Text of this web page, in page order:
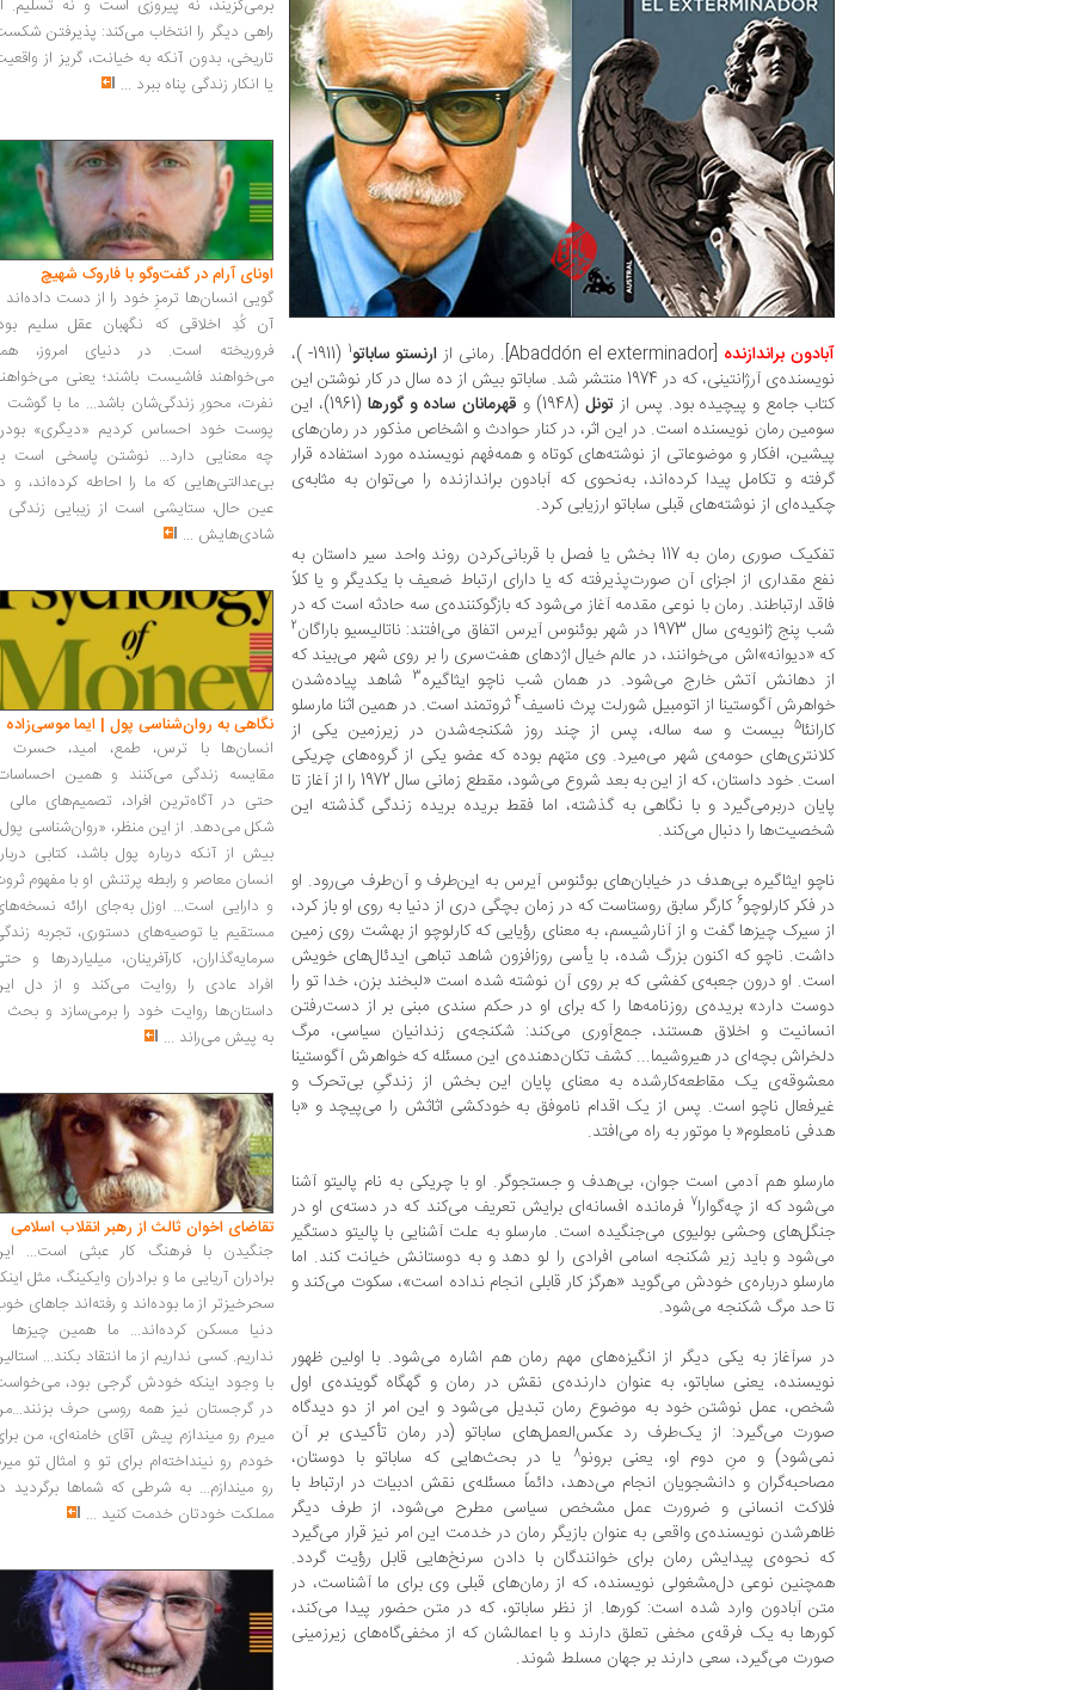
آبادون براندازنده [Abaddón el exterminador]. رمانی از ارنستو ساباتو1
(1911- )،
نویسنده‌ی آرژانتینی، که در 1974 منتشر شد. ساباتو بیش از ده سال در کار نوشتن این
کتاب جامع و پیچیده بود. پس از تونل (1948) و قهرمانان ساده و گورها
(1961)، این
سومین رمان نویسنده است. در این اثر، در کنار حوادث و اشخاص مذکور در رمان‌های
پیشین، افکار و موضوعاتی از نوشته‌های کوتاه و همه‌فهم نویسنده مورد استفاده قرار
گرفته و تکامل پیدا کرده‌اند، به‌نحوی که آبادون براندازنده را می‌توان به مثابه‌ی
چکیده‌ای از نوشته‌های قبلی ساباتو ارزیابی کرد.
تفکیک صوری رمان به 117 بخش یا فصل با قربانی‌کردن روند واحد سیر داستان به
نفع مقداری از اجزای آن صورت‌پذیرفته که یا دارای ارتباط ضعیف با یکدیگر و یا کلاً
فاقد ارتباطند. رمان با نوعی مقدمه آغاز می‌شود که بازگوکننده‌ی سه حادثه است که در
شب پنج ژانویه‌ی سال 1973 در شهر بوئنوس آیرس اتفاق می‌افتند: ناتالیسیو باراگان
2
که «دیوانه»اش می‌خوانند، در عالم خیال اژدهای هفت‌سری را بر روی شهر می‌بیند که
از دهانش آتش خارج می‌شود. در همان شب ناچو ایثاگیره3 شاهد پیاده‌شدن
خواهرش آگوستینا از اتومبیل شورلت پرث ناسیف4ثروتمند است. در همین اثنا مارسلو
کارانئا5 بیست و سه ساله، پس از چند روز شکنجه‌شدن در زیرزمین یکی از
کلانتری‌های حومه‌ی شهر می‌میرد. وی متهم بوده که عضو یکی از گروه‌های چریکی
است. خود داستان، که از این به بعد شروع می‌شود، مقطع زمانی سال 1972 را از آغاز تا
پایان دربرمی‌گیرد و با نگاهی به گذشته، اما فقط بریده بریده زندگی گذشته این
شخصیت‌ها را دنبال می‌کند.
ناچو ایثاگیره بی‌هدف در خیابان‌های بوئنوس آیرس به این‌طرف و آن‌طرف می‌رود. او
در فکر کارلوچو6 کارگر سابق روستاست که در زمان بچگی دری از دنیا به روی او باز کرد،
از سیرک چیزها گفت و از آنارشیسم، به معنای رؤیایی که کارلوچو از بهشت روی زمین
داشت. ناچو که اکنون بزرگ شده، با یأسی روزافزون شاهد تباهی ایدئال‌های خویش
است. او درون جعبه‌ی کفشی که بر روی آن نوشته شده است «لبخند بزن، خدا تو را
دوست دارد» بریده‌ی روزنامه‌ها را که برای او در حکم سندی مبنی بر از دست‌رفتن
انسانیت و اخلاق هستند، جمع‌آوری می‌کند: شکنجه‌ی زندانیان سیاسی، مرگ
دلخراش بچه‌ای در هیروشیما... کشف تکان‌دهنده‌ی این مسئله که خواهرش آگوستینا
معشوقه‌ی یک مقاطعه‌کارشده به معنای پایان این بخش از زندگیِ بی‌تحرک و
غیرفعال ناچو است. پس از یک اقدام ناموفق به خودکشی اثاثش را می‌پیچد و «با
هدفی نامعلوم« با موتور به راه می‌افتد.
مارسلو هم آدمی است جوان، بی‌هدف و جستجوگر. او با چریکی به نام پالیتو آشنا
می‌شود که از چه‌گوارا7 فرمانده افسانه‌ای برایش تعریف می‌کند که در دسته‌ی او در
جنگل‌های وحشی بولیوی می‌جنگیده است. مارسلو به علت آشنایی با پالیتو دستگیر
می‌شود و باید زیر شکنجه اسامی افرادی را لو دهد و به دوستانش خیانت کند. اما
مارسلو درباره‌ی خودش می‌گوید «هرگز کار قابلی انجام نداده است»، سکوت می‌کند و
تا حد مرگ شکنجه می‌شود.
در سرآغاز به یکی دیگر از انگیزه‌های مهم رمان هم اشاره می‌شود. با اولین ظهور
نویسنده، یعنی ساباتو، به عنوان دارنده‌ی نقش در رمان و گهگاه گوینده‌ی اول
شخص، عمل نوشتن خود به موضوع رمان تبدیل می‌شود و این امر از دو دیدگاه
صورت می‌گیرد: از یک‌طرف رد عکس‌العمل‌های ساباتو (در رمان تأکیدی بر آن
نمی‌شود) و منِ دوم او، یعنی برونو8
یا در بحث‌هایی که ساباتو با دوستان،‌
مصاحبه‌گران و دانشجویان انجام می‌دهد، دائماً مسئله‌ی نقش ادبیات در ارتباط با
فلاکت انسانی و ضرورت عمل مشخص سیاسی مطرح می‌شود، از طرف دیگر
ظاهرشدن نویسنده‌ی واقعی به عنوان بازیگر رمان در خدمت این امر نیز قرار می‌گیرد
که نحوه‌ی پیدایش رمان برای خوانندگان با دادن سرنخ‌هایی قابل رؤیت گردد.
همچنین نوعی دل‌مشغولی نویسنده، که از رمان‌های قبلی وی برای ما آشناست، در
متن آبادون وارد شده است: کورها. از نظر ساباتو، که در متن حضور پیدا می‌کند،
کورها به یک فرقه‌ی مخفی تعلق دارند و با اعمالشان که از مخفی‌گاه‌های زیرزمینی
صورت می‌گیرد، سعی دارند بر جهان مسلط شوند.
برمی‌گزیند، نه پیروزی است و نه تسلیم.
راهی دیگر را انتخاب می‌کند: پذیرفتن
تاریخی، بدون آنکه به خیانت، گریز از
یا انکار زندگی پناه ببرد ...
اونای آرام در گفت‌وگو با فاروک شهیچ‭
گویی انسان‌ها ترمزِ خود را از دست داده‌اند
آن کُدِ اخلاقی که نگهبان عقل سلیم
فروریخته است. در دنیای امروز،
می‌خواهند فاشیست باشند؛ یعنی
نفرت، محورِ زندگی‌شان باشد... ما با گوشت
پوست خود احساس کردیم «دیگری»
چه معنایی دارد... نوشتن پاسخی است
بی‌عدالتی‌هایی که ما را احاطه کرده‌اند، و
عین حال، ستایشی است از زیبایی زندگی
شادی‌هایش ...
نگاهی به روان‌شناسی پول | ایما موسی‌زاده
انسان‌ها با ترس، طمع، امید، حسرت
مقایسه زندگی می‌کنند و همین
حتی در آگاه‌ترین افراد، تصمیم‌های مالی
شکل می‌دهد. از این منظر، «روان‌شناسی
بیش از آنکه درباره پول باشد، کتابی
انسان معاصر و رابطه پرتنش او با مفهوم
و دارایی است... اوزل به‌جای ارائه
مستقیم یا توصیه‌های دستوری، تجربه
سرمایه‌گذاران، کارآفرینان، میلیاردرها و
افراد عادی را روایت می‌کند و از دل
داستان‌ها روایت خود را برمی‌سازد و بحث
به پیش می‌راند ...
تقاضای اخوان ثالث از رهبر انقلاب اسلامی
جنگیدن با فرهنگ کار عبثی است...
برادران آریایی ما و برادران وایکینگ، مثل
سحرخیزتر از ما بوده‌اند و رفته‌اند جاهای
دنیا مسکن کرده‌اند... ما همین چیزها
نداریم. کسی نداریم از ما انتقاد بکند...
با وجود اینکه خودش گرجی بود،
در گرجستان نیز همه روسی حرف
میرم رو میندازم پیش آقای خامنه‌ای، من
خودم رو نینداخته‌ام برای تو و امثال تو
رو میندازم... به شرطی که شماها برگردید
مملکت خودتان خدمت کنید ...